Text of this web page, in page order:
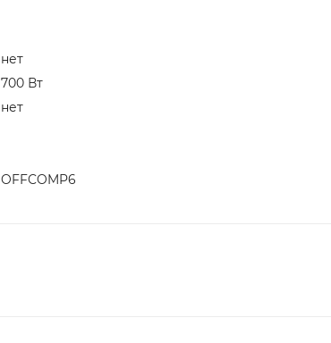
нет
700 Вт
нет
OFFCOMP6